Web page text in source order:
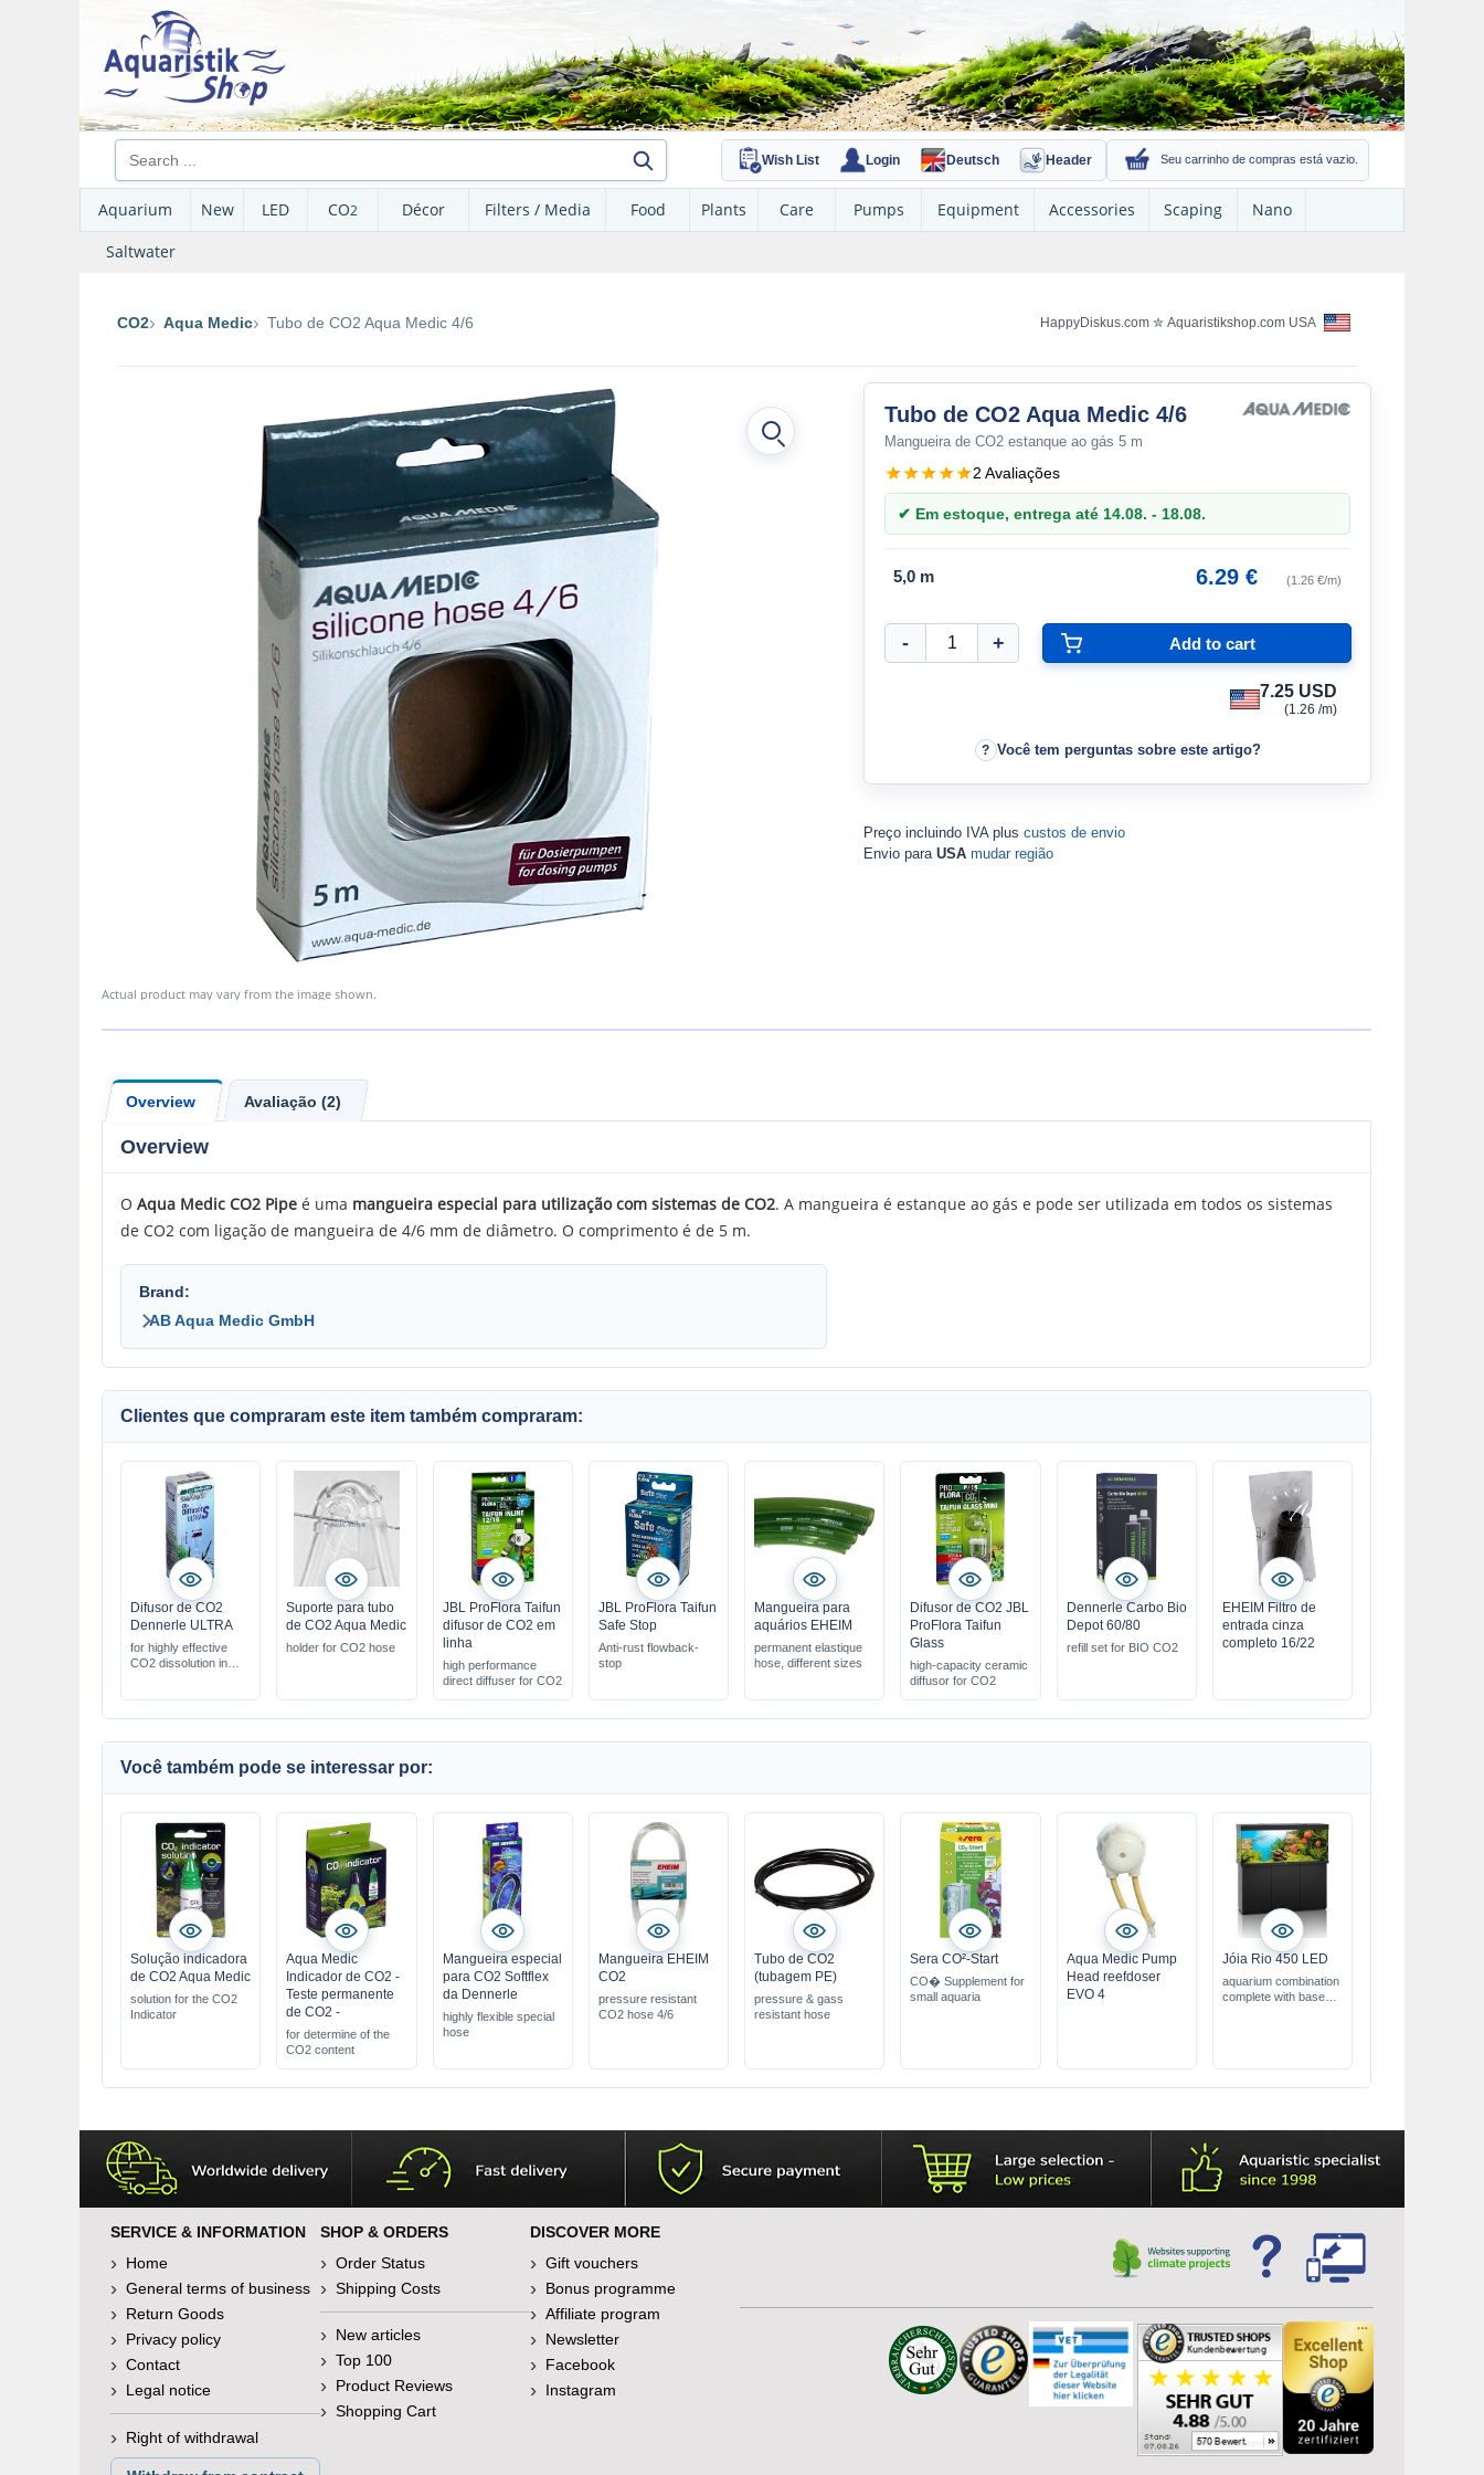
Wish List Login Deutsch Header Seu carrinho de compras está vazio.
Aquarium New LED CO2 Décor Filters / Media Food Plants Care Pumps Equipment Accessories Scaping
Nano
Saltwater
CO2 Aqua Medic Tubo de CO2 Aqua Medic 4/6 HappyDiskus.com ✮ Aquaristikshop.com USA
Actual product may vary from the image shown.
Tubo de CO2 Aqua Medic 4/6
Mangueira de CO2 estanque ao gás 5 m
2 Avaliações
✔ Em estoque, entrega até 14.08. - 18.08.
5,0 m 6.29 € (1.26 €/m)
7.25 USD
(1.26 /m)
Você tem perguntas sobre este artigo?
Preço incluindo IVA plus custos de envio
Envio para USA mudar região
Overview Avaliação (2)
Overview
O Aqua Medic CO2 Pipe é uma mangueira especial para utilização com sistemas de CO2. A mangueira é estanque ao gás e pode ser utilizada em todos os sistemas
de CO2 com ligação de mangueira de 4/6 mm de diâmetro. O comprimento é de 5 m.
Brand:
AB Aqua Medic GmbH
Clientes que compraram este item também compraram:
Difusor de CO2
Dennerle ULTRA
for highly effective
CO2 dissolution in
Suporte para tubo
de CO2 Aqua Medic
holder for CO2 hose
JBL ProFlora Taifun
difusor de CO2 em
linha
high performance
direct diffuser for CO2
JBL ProFlora Taifun
Safe Stop
Anti-rust flowback-
stop
Mangueira para
aquários EHEIM
permanent elastique
hose, different sizes
Difusor de CO2 JBL
ProFlora Taifun
Glass
high-capacity ceramic
diffusor for CO2
Dennerle Carbo Bio
Depot 60/80
refill set for BIO CO2
EHEIM Filtro de
entrada cinza
completo 16/22
Você também pode se interessar por:
Solução indicadora
de CO2 Aqua Medic
solution for the CO2
Indicator
Aqua Medic
Indicador de CO2 -
Teste permanente
de CO2 -
for determine of the
CO2 content
Mangueira especial
para CO2 Softflex
da Dennerle
highly flexible special
hose
Mangueira EHEIM
CO2
pressure resistant
CO2 hose 4/6
Tubo de CO2
(tubagem PE)
pressure & gass
resistant hose
Sera CO²-Start
CO� Supplement for
small aquaria
Aqua Medic Pump
Head reefdoser
EVO 4
Jóia Rio 450 LED
aquarium combination
complete with base
SERVICE & INFORMATION
Home
General terms of business
Return Goods
Privacy policy
Contact
Legal notice
Right of withdrawal
SHOP & ORDERS
Order Status
Shipping Costs
New articles
Top 100
Product Reviews
Shopping Cart
DISCOVER MORE
Gift vouchers
Bonus programme
Affiliate program
Newsletter
Facebook
Instagram